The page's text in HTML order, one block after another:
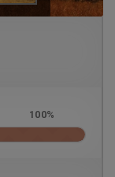
100%